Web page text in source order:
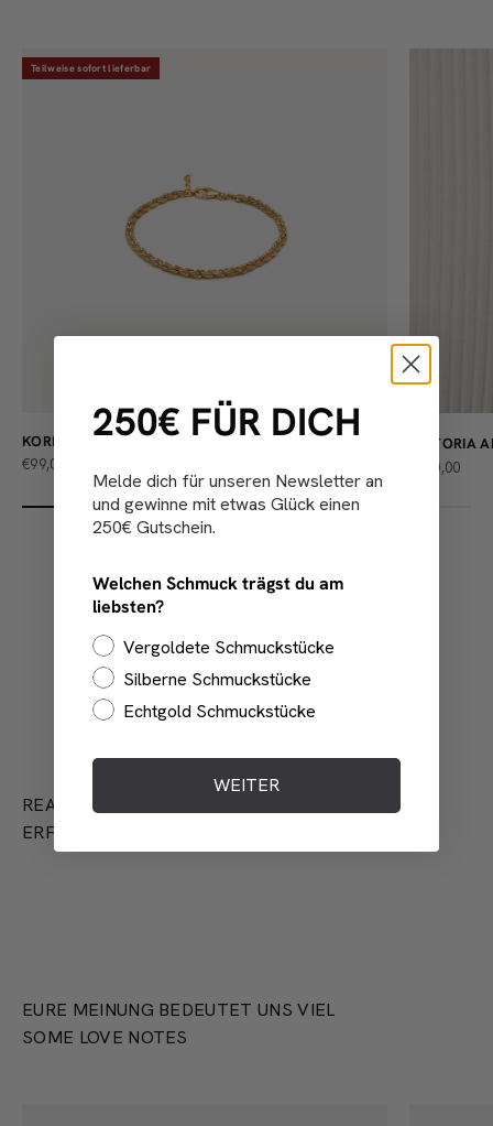
Teilweise sofort lieferbar
KORDEL ARMBAND
ANGEBOT
€99,00
VICTORIA
ANGEBOT
€170,00
Für deutsche Lieferadressen.
REAL TALK!
ERFAHRE MEHR ÜBER UNSERE:
EURE MEINUNG BEDEUTET UNS VIEL
SOME LOVE NOTES
250€ FÜR DICH
Melde dich für unseren Newsletter an
und gewinne mit etwas Glück einen
250€ Gutschein.
Welchen Schmuck trägst du am
liebsten?
Vergoldete Schmuckstücke
Silberne Schmuckstücke
Echtgold Schmuckstücke
WEITER